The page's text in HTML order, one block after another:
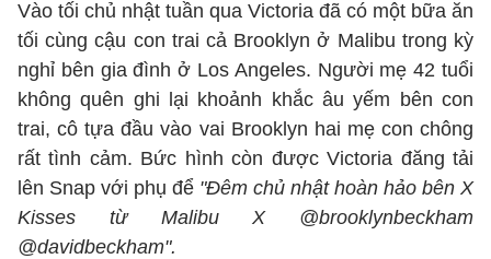
Vào tối chủ nhật tuần qua Victoria đã có một bữa ăn
tối cùng cậu con trai cả Brooklyn ở Malibu trong kỳ
nghỉ bên gia đình ở Los Angeles. Người mẹ 42 tuổi
không quên ghi lại khoảnh khắc âu yếm bên con
trai, cô tựa đầu vào vai Brooklyn hai mẹ con chông
rất tình cảm. Bức hình còn được Victoria đăng tải
lên Snap với phụ để "Đêm chủ nhật hoàn hảo bên X
Kisses từ Malibu X @brooklynbeckham
@davidbeckham".